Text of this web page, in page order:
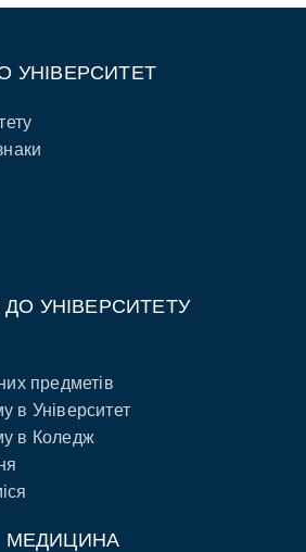
УНІВЕРСИТЕТ
ДО УНІВЕРСИТЕТУ
предметів
в Університет
в Коледж
МЕДИЦИНА